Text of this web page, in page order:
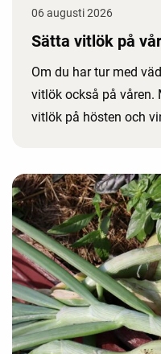
06 augusti 2026
Sätta vitlök på
Om du har tur med
vitlök också på
vitlök på hösten och